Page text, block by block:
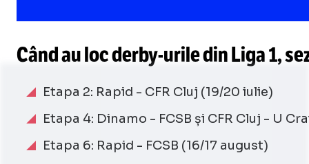
Când au locderby-uriledin Liga 1,
Etapa 2: Rapid - CFR Cluj (19/20 iulie)
Etapa 4: Dinamo - FCSB și CFR Cluj - U
Etapa 6: Rapid - FCSB (16/17 august)